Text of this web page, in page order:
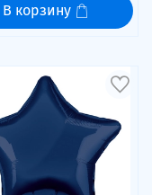
В корзину